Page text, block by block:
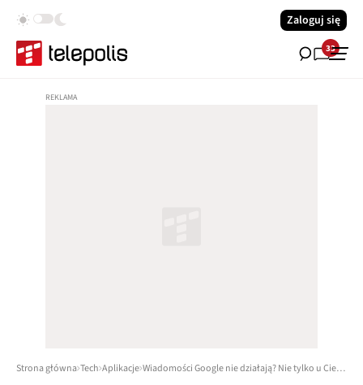
Zaloguj się
33
Strona główna Tech Aplikacje Wiadomości Google nie działają? Nie tylko u Ciebie